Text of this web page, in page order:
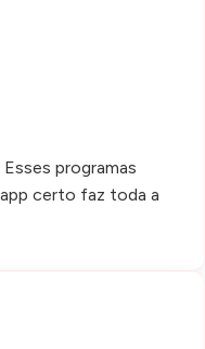
programas
certo faz toda a